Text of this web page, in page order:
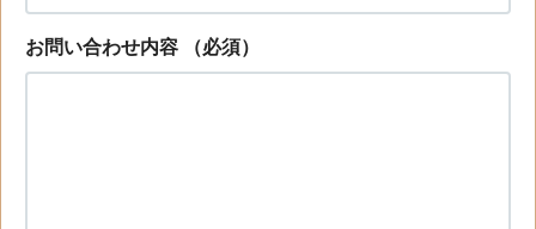
お問い合わせ内容 （必須）